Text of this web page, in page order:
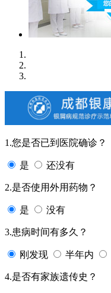
1.您是否已到医院确诊？
是 还没有
2.是否使用外用药物？
是 没有
3.患病时间有多久？
刚发现 半年内
4.是否有家族遗传史？